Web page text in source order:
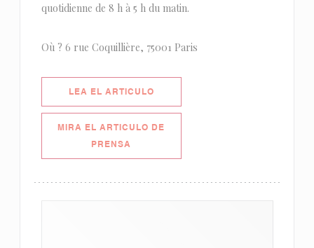
quotidienne de 8 h à 5 h du matin.
Où ? 6 rue Coquillière, 75001 Paris
LEA EL ARTICULO((ABRE EN UNA NUEVA
MIRA EL ARTICULO DE
PRENSA